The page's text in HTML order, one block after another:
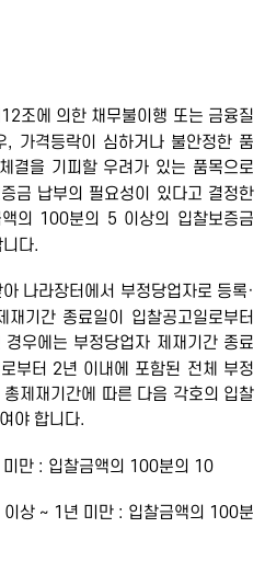
에 의한 채무불이행 또는 금융질
, 가격등락이 심하거나 불안정한 품
결을 기피할 우려가 있는 품목으로
금 납부의 필요성이 있다고 결정한
액의 100분의 5 이상의 입찰보증금
다.
라장터에서 부정당업자로 등록·
재기간 종료일이 입찰공고일로부터
우에는 부정당업자 제재기간 종료
부터 2년 이내에 포함된 전체 부정
제재기간에 따른 다음 각호의 입찰
야 합니다.
: 입찰금액의 100분의 10
~ 1년 미만 : 입찰금액의 100분